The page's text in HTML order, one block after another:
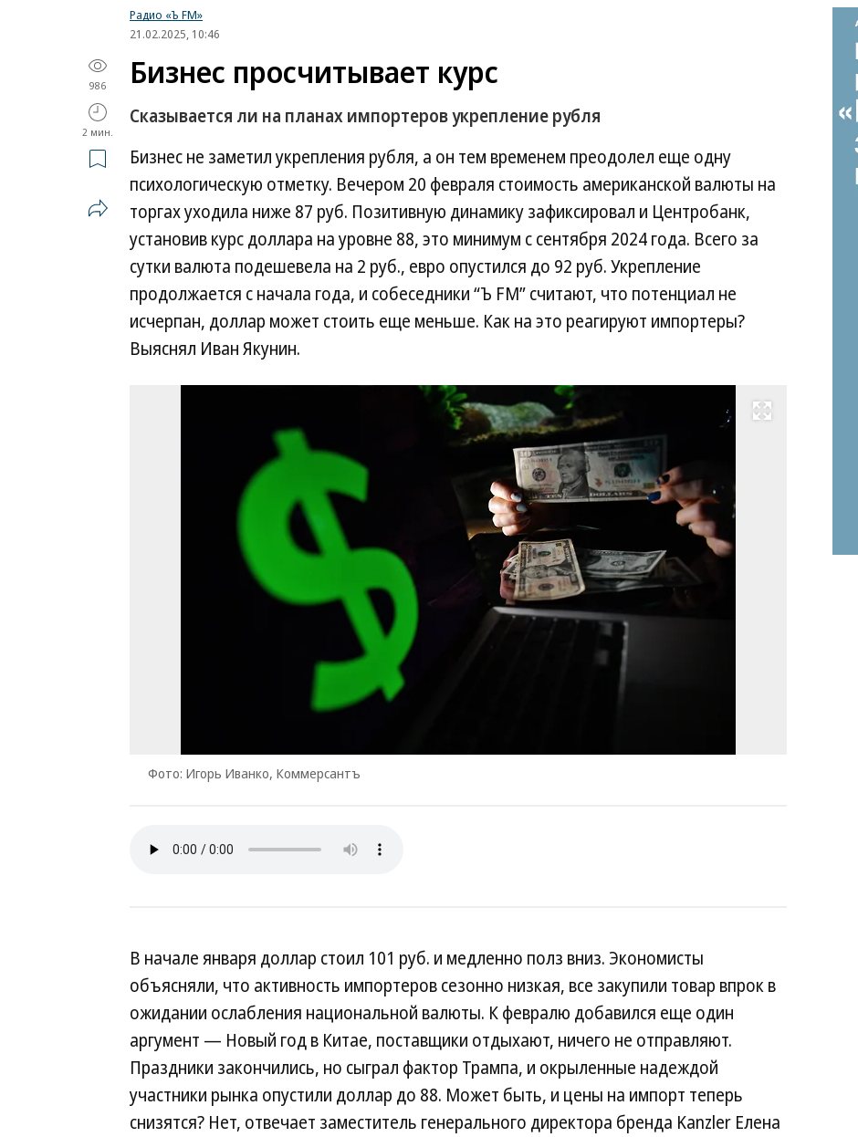
Радио «Ъ FM»
21.02.2025, 10:46
986
2 мин.
Бизнес просчитывает курс
Сказывается ли на планах импортеров укрепление рубля
Бизнес не заметил укрепления рубля, а он тем временем преодолел еще одну
психологическую отметку. Вечером 20 февраля стоимость американской валюты на
торгах уходила ниже 87 руб. Позитивную динамику зафиксировал и Центробанк,
установив курс доллара на уровне 88, это минимум с сентября 2024 года. Всего за
сутки валюта подешевела на 2 руб., евро опустился до 92 руб. Укрепление
продолжается с начала года, и собеседники “Ъ FM” считают, что потенциал не
исчерпан, доллар может стоить еще меньше. Как на это реагируют импортеры?
Выяснял Иван Якунин.
Развернуть на весь экран
Фото: Игорь Иванко, Коммерсантъ
В начале января доллар стоил 101 руб. и медленно полз вниз. Экономисты
объясняли, что активность импортеров сезонно низкая, все закупили товар впрок в
ожидании ослабления национальной валюты. К февралю добавился еще один
аргумент — Новый год в Китае, поставщики отдыхают, ничего не отправляют.
Праздники закончились, но сыграл фактор Трампа, и окрыленные надеждой
участники рынка опустили доллар до 88. Может быть, и цены на импорт теперь
снизятся? Нет, отвечает заместитель генерального директора бренда Kanzler Елена